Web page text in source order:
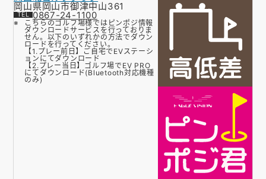
岡山県岡山市御津中山361
0867-24-1100
こちらのゴルフ場様ではピンポジ情報
ダウンロードサービスを行っておりま
せん。以下のいずれかの方法でダウン
ロードを行ってください。
【1.プレー前日】ご自宅でEVステーシ
ョンにてダウンロード
【2.プレー当日】ゴルフ場でEV PRO
にてダウンロード(Bluetooth対応機種
のみ)